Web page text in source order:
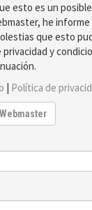
esto es un
he informe
que esto
y
| Política de